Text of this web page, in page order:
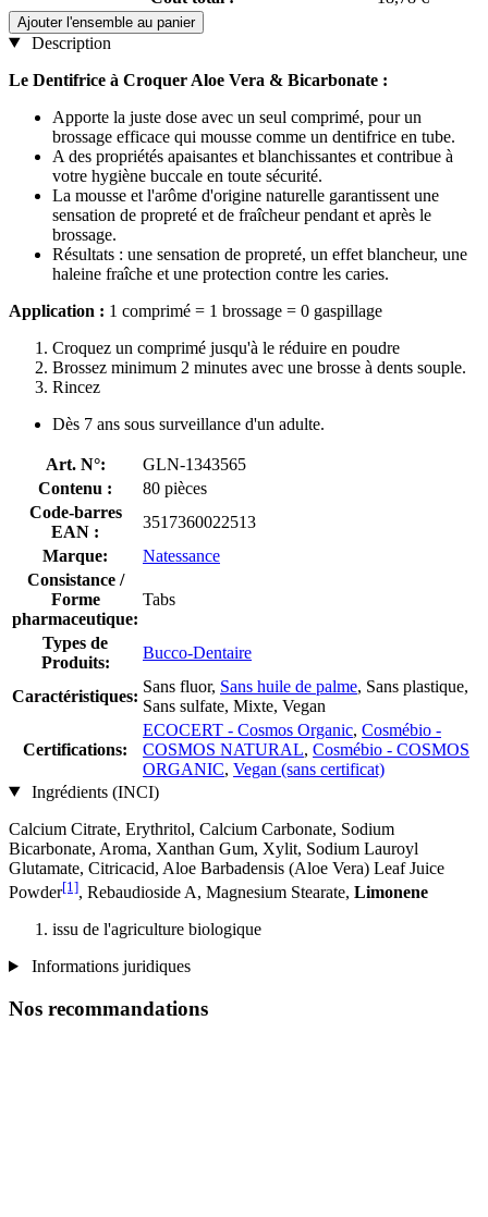
Ajouter l'ensemble au panier
Description
Le Dentifrice à Croquer Aloe Vera & Bicarbonate :
Apporte la juste dose avec un seul comprimé, pour un
brossage efficace qui mousse comme un dentifrice en tube.
A des propriétés apaisantes et blanchissantes et contribue à
votre hygiène buccale en toute sécurité.
La mousse et l'arôme d'origine naturelle garantissent une
sensation de propreté et de fraîcheur pendant et après le
brossage.
Résultats : une sensation de propreté, un effet blancheur, une
haleine fraîche et une protection contre les caries.
Application : 1 comprimé = 1 brossage = 0 gaspillage
Croquez un comprimé jusqu'à le réduire en poudre
Brossez minimum 2 minutes avec une brosse à dents souple.
Rincez
Dès 7 ans sous surveillance d'un adulte.
Art. N°:
GLN-1343565
Contenu :
80 pièces
Code-barres
EAN :
3517360022513
Marque:
Natessance
Consistance /
Forme
pharmaceutique:
Tabs
Types de
Produits:
Bucco-Dentaire
Caractéristiques:
Sans fluor, Sans huile de palme, Sans plastique,
Sans sulfate, Mixte, Vegan
Certifications:
ECOCERT - Cosmos Organic, Cosmébio -
COSMOS NATURAL, Cosmébio - COSMOS
ORGANIC, Vegan (sans certificat)
Ingrédients (INCI)
Calcium Citrate, Erythritol, Calcium Carbonate, Sodium
Bicarbonate, Aroma, Xanthan Gum, Xylit, Sodium Lauroyl
Glutamate, Citricacid, Aloe Barbadensis (Aloe Vera) Leaf Juice
Powder[1], Rebaudioside A, Magnesium Stearate, Limonene
issu de l'agriculture biologique
Informations juridiques
Nos recommandations